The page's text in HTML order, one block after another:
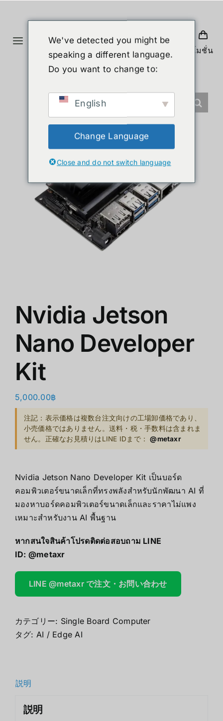
Toggle
Navigation
ヒューマノイド
ニュース
サービス
โปรโมชั่น
Nvidia Jetson
Nano Developer
Kit
5,000.00฿
注記：表示価格は複数台注文向けの工場卸価格であり、
小売価格ではありません。送料・税・手数料は含まれま
せん。正確なお見積りはLINE IDまで：@metaxr
Nvidia Jetson Nano Developer Kit เป็นบอร์ด
คอมพิวเตอร์ขนาดเล็กที่ทรงพลังสำหรับนักพัฒนา AI ที่
มองหาบอร์ดคอมพิวเตอร์ขนาดเล็กและราคาไม่แพง
เหมาะสำหรับงาน AI พื้นฐาน
หากสนใจสินค้าโปรดติดต่อสอบถาม LINE
ID: @metaxr
LINE @metaxr で注文・お問い合わせ
カテゴリー: Single Board Computer
タグ: AI / Edge AI
説明
説明
We've detected you might be
speaking a different language.
Do you want to change to:
English
Change Language
Close and do not switch language